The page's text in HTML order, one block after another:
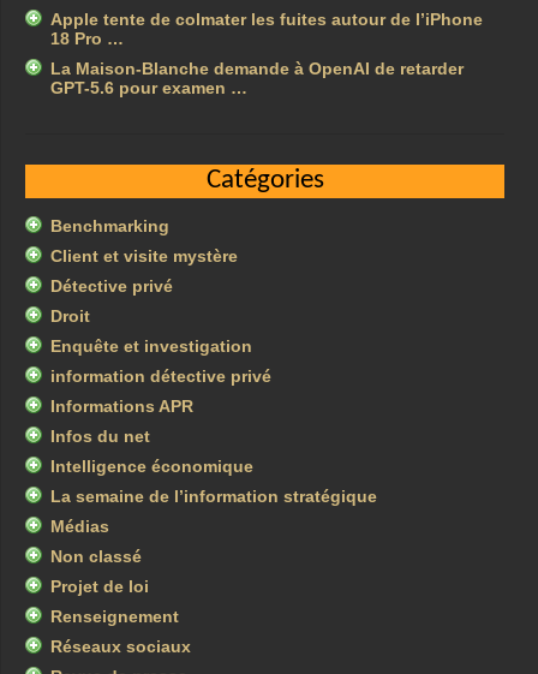
Apple tente de colmater les fuites autour de l’iPhone
18 Pro …
La Maison-Blanche demande à OpenAI de retarder
GPT-5.6 pour examen …
Catégories
Benchmarking
Client et visite mystère
Détective privé
Droit
Enquête et investigation
information détective privé
Informations APR
Infos du net
Intelligence économique
La semaine de l’information stratégique
Médias
Non classé
Projet de loi
Renseignement
Réseaux sociaux